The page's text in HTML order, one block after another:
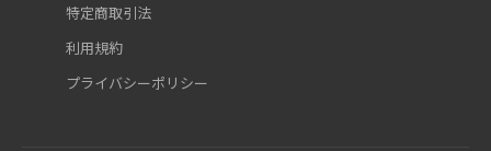
特定商取引法
利用規約
プライバシーポリシー